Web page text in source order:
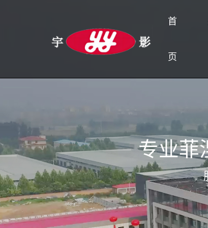
首
页
应用领域
技术支持